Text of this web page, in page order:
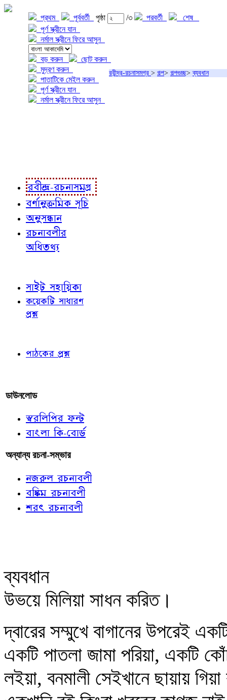
প্রথম পূর্ববর্তী পৃষ্ঠা /৩ পরবর্তী
শেষ
পূর্ণ স্ক্রীনে যান
নর্মাল স্ক্রীনে ফিরে আসুন
বড় করুন
ছোট করুন
মুদ্রণ করুন
পাতাটিকে মেইল করুন
পূর্ণ স্ক্রীনে যান
নর্মাল স্ক্রীনে ফিরে আসুন
রবীন্দ্র-রচনাসমগ্র > গল্প> গল্পগুচ্ছ>ব্যবধান
রবীন্দ্র-রচনাসমগ্র
বর্ণানুক্রমিক সূচি
অনুসন্ধান
রচনাবলীর
অধিতথ্য
সাইট সহায়িকা
কয়েকটি সাধারণ
প্রশ্ন
পাঠকের প্রশ্ন
ডাউনলোড
স্বরলিপির ফন্ট
বাংলা কি-বোর্ড
অন্যান্য রচনা-সম্ভার
নজরুল রচনাবলী
বঙ্কিম রচনাবলী
শরৎ রচনাবলী
ব্যবধান
উভয়ে মিলিয়া সাধন করিত।
দ্বারের সম্মুখে বাগানের উপরেই
একটি পাতলা জামা পরিয়া, একটি
লইয়া, বনমালী সেইখানে ছায়ায়